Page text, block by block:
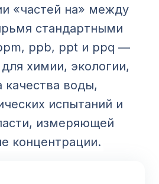
«частей на» между
стандартными
ppb, ppt и ppq —
химии, экологии,
качества воды,
испытаний и
измеряющей
концентрации.